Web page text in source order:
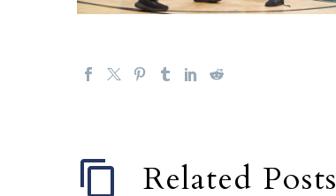
Related Posts